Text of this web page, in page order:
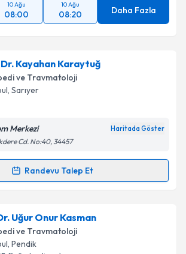
10 Ağu
08:00
10 Ağu
08:20 Daha Fazla
Kayahan Karaytuğ
ve Travmatoloji
, Sarıyer
Merkezi Haritada Göster
Cd. No:40, 34457
Randevu Talep Et
Takvimi Talebi
Karaytuğiçin randevu takvimi
Size bu uzmandan randevu almanız
hazırlandığında e-posta ile
Uğur Onur Kasman
ve Travmatoloji
, Pendik